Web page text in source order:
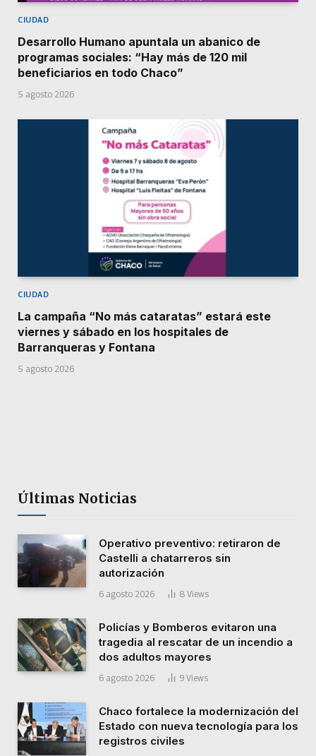
CIUDAD
Desarrollo Humano apuntala un abanico de
programas sociales: “Hay más de 120 mil
beneficiarios en todo Chaco”
5 agosto 2026
CIUDAD
La campaña “No más cataratas” estará este
viernes y sábado en los hospitales de
Barranqueras y Fontana
5 agosto 2026
Últimas Noticias
Operativo preventivo: retiraron de
Castelli a chatarreros sin
autorización
6 agosto 2026 8 Views
Policías y Bomberos evitaron una
tragedia al rescatar de un incendio a
dos adultos mayores
6 agosto 2026 9 Views
Chaco fortalece la modernización del
Estado con nueva tecnología para los
registros civiles